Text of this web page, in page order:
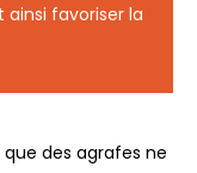
ainsi favoriser la
que des agrafes ne